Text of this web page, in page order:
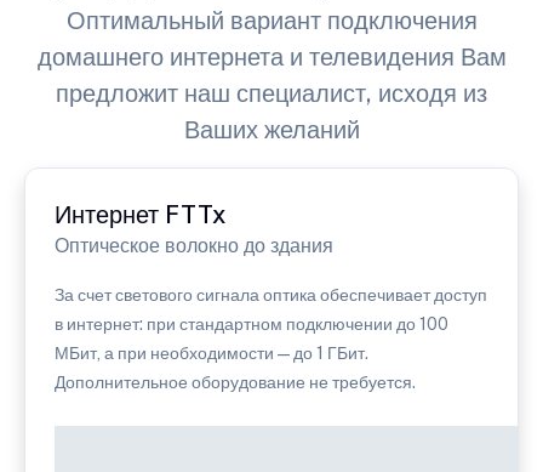
Оптимальный вариант подключения
домашнего интернета и телевидения Вам
предложит наш специалист, исходя из
Ваших желаний
Интернет FTTx
Оптическое волокно до здания
За счет светового сигнала оптика обеспечивает доступ
в интернет: при стандартном подключении до 100
МБит, а при необходимости — до 1 ГБит.
Дополнительное оборудование не требуется.